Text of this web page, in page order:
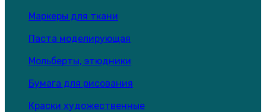
Маркеры для ткани
Паста моделирующая
Мольберты, этюдники
Бумага для рисования
Краски художественные